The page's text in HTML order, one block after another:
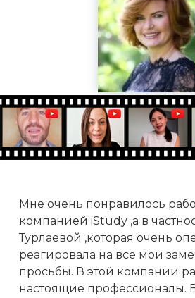
Мне очень понравилось
компанией iStudy ,а в
Турлаевой ,которая очень
реагировала на все мои
просьбы. В этой компании
настоящие профессионалы.